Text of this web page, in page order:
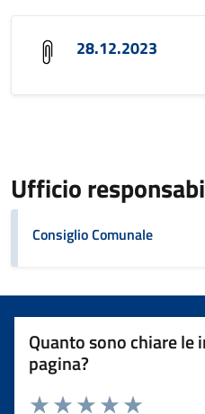
28.12.2023
Ufficio
Consiglio Comunale
Quanto sono chiare
pagina?